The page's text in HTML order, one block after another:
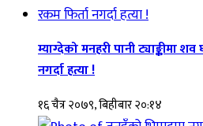
म्याग्देको मनहरी पानी ट्याङ्कीमा
नगर्दा हत्या !
१६ चैत्र २०७९, बिहीबार २०:१४